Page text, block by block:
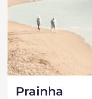
Prainha